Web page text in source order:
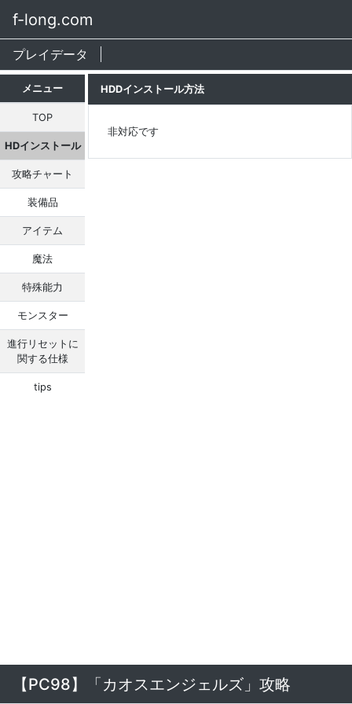
f-long.com
プレイデータ
メニュー
TOP
HDインストール
攻略チャート
装備品
アイテム
魔法
特殊能力
モンスター
進行リセットに
関する仕様
tips
HDDインストール方法
非対応です
【PC98】「カオスエンジェルズ」攻略